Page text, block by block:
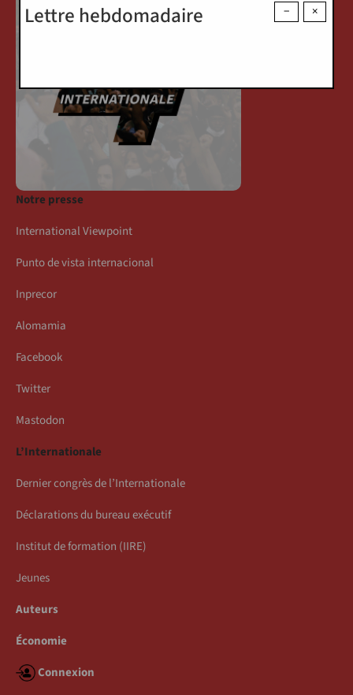
×
−
Lettre hebdomadaire
Notre presse
International Viewpoint
Punto de vista internacional
Inprecor
Alomamia
Facebook
Twitter
Mastodon
L’Internationale
Dernier congrès de l’Internationale
Déclarations du bureau exécutif
Institut de formation (IIRE)
Jeunes
Auteurs
Économie
Connexion